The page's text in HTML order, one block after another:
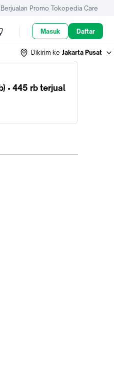
Promo Tokopedia Care
Masuk Daftar
Dikirim ke Jakarta Pusat
• 445 rb terjual